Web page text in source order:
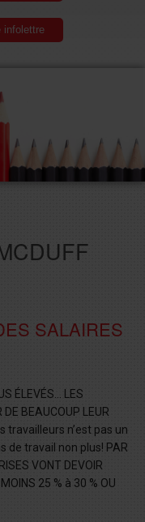
infolettre
SALAIRES
ÉLEVÉS… LES
BEAUCOUP LEUR
travailleurs n’est pas un
de travail non plus! PAR
VONT DEVOIR
25 % à 30 % OU